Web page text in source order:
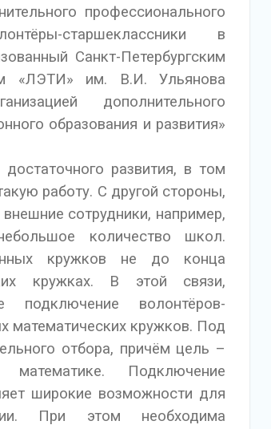
профессионального
старшеклассники в
Санкт-Петербургским
«ЛЭТИ» им. В.И. Ульянова
дополнительного
образования и развития»
развития, в том
работу. С другой стороны,
сотрудники, например,
количество школ.
кружков не до конца
кружках. В этой связи,
подключение волонтёров-
математических кружков. Под
отбора, причём цель –
Подключение
широкие возможности для
При этом необходима